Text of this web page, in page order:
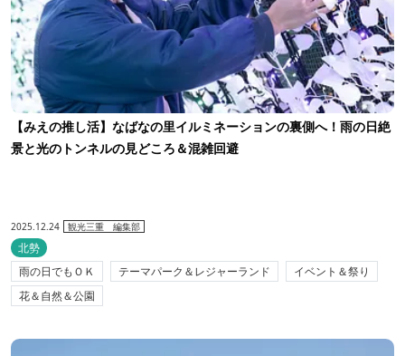
【みえの推し活】なばなの里イルミネーションの裏側へ！雨の日絶
景と光のトンネルの見どころ＆混雑回避
2025.12.24 観光三重 編集部
北勢
雨の日でもＯＫ
テーマパーク＆レジャーランド
イベント＆祭り
花＆自然＆公園